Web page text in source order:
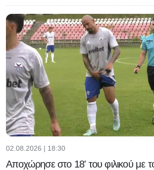
02.08.2026 | 18:30
Αποχώρησε στο 18' του φιλικού με